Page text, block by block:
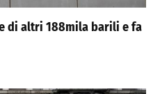
di altri 188mila barili e fa